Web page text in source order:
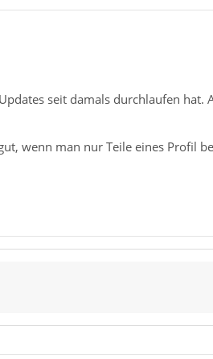
seit damals durchlaufen hat.
wenn man nur Teile eines Profil